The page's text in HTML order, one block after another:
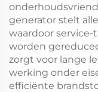
generator stelt
waardoor
worden
zorgt voor lange
werking onder
efficiënte